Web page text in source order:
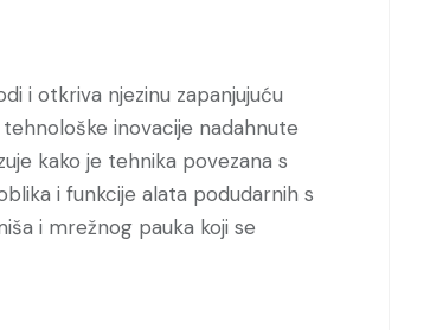
i otkriva njezinu zapanjujuću
inovacije nadahnute
kako je tehnika povezana s
i funkcije alata podudarnih s
i mrežnog pauka koji se